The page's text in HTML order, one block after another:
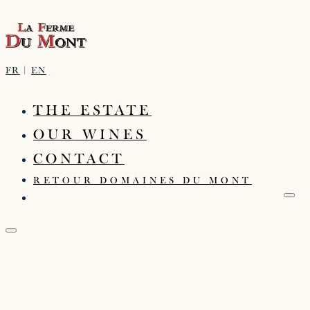
FR EN
THE ESTATE
OUR WINES
CONTACT
RETOUR DOMAINES DU MONT